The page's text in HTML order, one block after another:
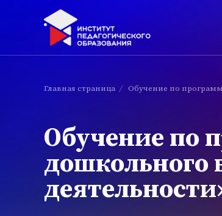
Главная страница / Обучение по
Обучение по
дошкольного